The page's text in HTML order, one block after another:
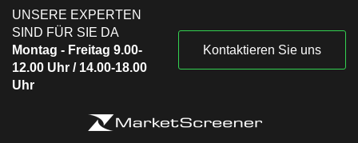
UNSERE EXPERTEN
SIND FÜR SIE DA
Montag - Freitag 9.00-
12.00 Uhr / 14.00-18.00
Uhr
Kontaktieren Sie uns